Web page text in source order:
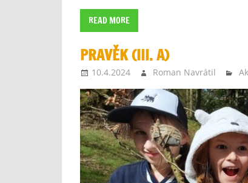
READ MORE
PRAVĚK (III. A)
10.4.2024 Roman Navrátil